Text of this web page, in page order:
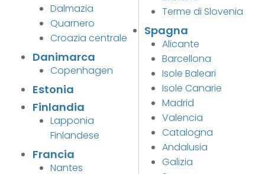
Dalmazia
Quarnero
Croazia centrale
Danimarca
Copenhagen
Estonia
Finlandia
Lapponia
Finlandese
Francia
Nantes
Terme di Slovenia
Spagna
Alicante
Barcellona
Isole Baleari
Isole Canarie
Madrid
Valencia
Catalogna
Andalusia
Galizia